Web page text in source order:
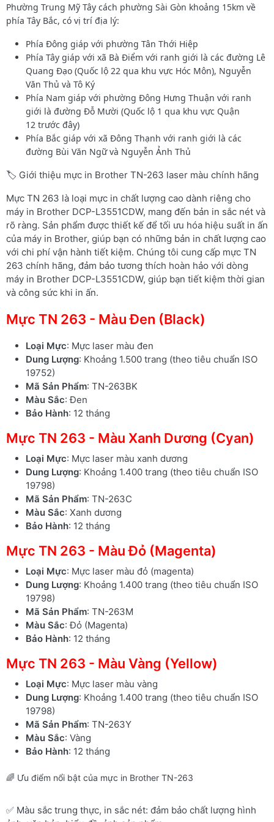
Phường Trung Mỹ Tây cách phường Sài Gòn khoảng 15km về
phía Tây Bắc, có vị trí địa lý:
Phía Đông giáp với phường Tân Thới Hiệp
Phía Tây giáp với xã Bà Điểm với ranh giới là các đường Lê
Quang Đạo (Quốc lộ 22 qua khu vực Hóc Môn), Nguyễn
Văn Thủ và Tô Ký
Phía Nam giáp với phường Đông Hưng Thuận với ranh
giới là đường Đỗ Mười (Quốc lộ 1 qua khu vực Quận
12 trước đây)
Phía Bắc giáp với xã Đông Thạnh với ranh giới là các
đường Bùi Văn Ngữ và Nguyễn Ảnh Thủ
🏷️ Giới thiệu mực in Brother TN-263 laser màu chính hãng
Mực TN 263 là loại mực in chất lượng cao dành riêng cho
máy in Brother DCP-L3551CDW, mang đến bản in sắc nét và
rõ ràng. Sản phẩm được thiết kế để tối ưu hóa hiệu suất in ấn
của máy in Brother, giúp bạn có những bản in chất lượng cao
với chi phí vận hành tiết kiệm. Chúng tôi cung cấp mực TN
263 chính hãng, đảm bảo tương thích hoàn hảo với dòng
máy in Brother DCP-L3551CDW, giúp bạn tiết kiệm thời gian
và công sức khi in ấn.
Mực TN 263 - Màu Đen (Black)
Loại Mực: Mực laser màu đen
Dung Lượng: Khoảng 1.500 trang (theo tiêu chuẩn ISO
19752)
Mã Sản Phẩm: TN-263BK
Màu Sắc: Đen
Bảo Hành: 12 tháng
Mực TN 263 - Màu Xanh Dương (Cyan)
Loại Mực: Mực laser màu xanh dương
Dung Lượng: Khoảng 1.400 trang (theo tiêu chuẩn ISO
19798)
Mã Sản Phẩm: TN-263C
Màu Sắc: Xanh dương
Bảo Hành: 12 tháng
Mực TN 263 - Màu Đỏ (Magenta)
Loại Mực: Mực laser màu đỏ (magenta)
Dung Lượng: Khoảng 1.400 trang (theo tiêu chuẩn ISO
19798)
Mã Sản Phẩm: TN-263M
Màu Sắc: Đỏ (Magenta)
Bảo Hành: 12 tháng
Mực TN 263 - Màu Vàng (Yellow)
Loại Mực: Mực laser màu vàng
Dung Lượng: Khoảng 1.400 trang (theo tiêu chuẩn ISO
19798)
Mã Sản Phẩm: TN-263Y
Màu Sắc: Vàng
Bảo Hành: 12 tháng
🌈 Ưu điểm nổi bật của mực in Brother TN-263
✅ Màu sắc trung thực, in sắc nét: đảm bảo chất lượng hình